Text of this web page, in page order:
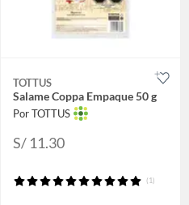
TOTTUS
Salame Coppa Empaque 50 g
Por TOTTUS
S/ 11.30
(1)